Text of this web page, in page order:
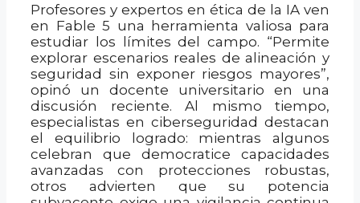
Profesores y expertos en ética de la IA ven
en Fable 5 una herramienta valiosa para
estudiar los límites del campo. “Permite
explorar escenarios reales de alineación y
seguridad sin exponer riesgos mayores”,
opinó un docente universitario en una
discusión reciente. Al mismo tiempo,
especialistas en ciberseguridad destacan
el equilibrio logrado: mientras algunos
celebran que democratice capacidades
avanzadas con protecciones robustas,
otros advierten que su potencia